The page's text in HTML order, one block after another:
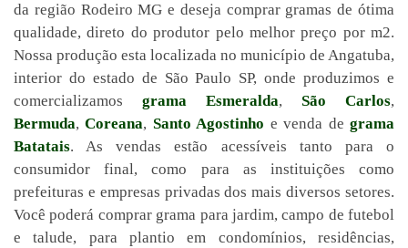
da região Rodeiro MG e deseja comprar gramas de ótima
qualidade, direto do produtor pelo melhor preço por m2.
Nossa produção esta localizada no município de Angatuba,
interior do estado de São Paulo SP, onde produzimos e
comercializamos grama Esmeralda, São Carlos,
Bermuda,Coreana, Santo Agostinho e venda degrama
Batatais. As vendas estão acessíveis tanto para o
consumidor final, como para as instituições como
prefeituras e empresas privadas dos mais diversos setores.
Você poderá comprar grama para jardim, campo de futebol
e talude, para plantio em condomínios, residências,